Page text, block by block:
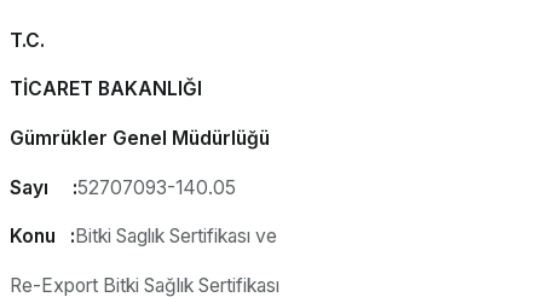
T.C.
TİCARET BAKANLIĞI
Gümrükler Genel Müdürlüğü
Sayı :52707093-140.05
Konu : Bitki Saglık Sertifikası ve
Re-Export Bitki Sağlık Sertifikası